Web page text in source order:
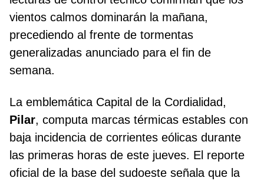
vientos calmos dominarán la mañana,
precediendo al frente de tormentas
generalizadas anunciado para el fin de
semana.
La emblemática Capital de la Cordialidad,
Pilar, computa marcas térmicas estables con
baja incidencia de corrientes eólicas durante
las primeras horas de este jueves. El reporte
oficial de la base del sudoeste señala que la